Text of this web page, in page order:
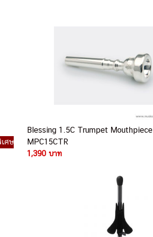
ศษ
Blessing 1.5C Trumpet Mouthpiece
MPC15CTR
1,390 บาท